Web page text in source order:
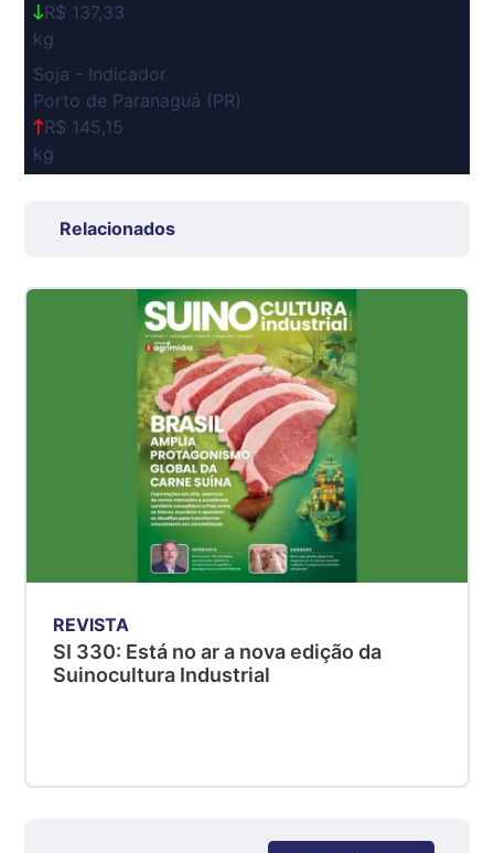
R$ 137,33
kg
Soja - Indicador
Porto de Paranaguá (PR)
R$ 145,15
kg
Grande São Paulo (SP)
R$ 7,53
Suíno - Estadual
Suíno - Estadual
Suíno - Estadual
R$ 4,51
kg
Suíno - Estadual
SC
RS
Relacionados
REVISTA
SI 330: Está no ar a nova edição da
Suinocultura Industrial